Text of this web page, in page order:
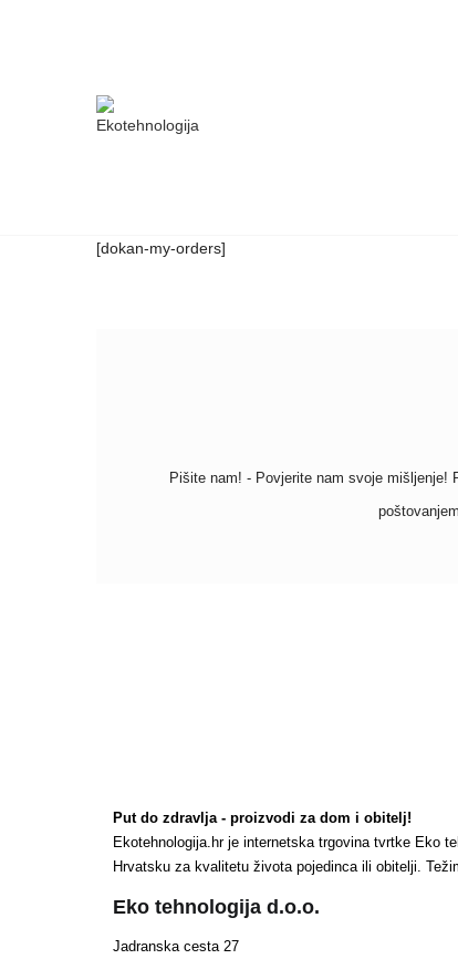
[dokan-my-orders]
Pišite nam! - Povjerite nam svoje mišljenje!
Put do zdravlja - proizvodi za dom i obitelj!
Ekotehnologija.hr je internetska trgovina tvrtke Eko
Hrvatsku za kvalitetu života pojedinca ili obitelji.
Eko tehnologija d.o.o.
Jadranska cesta 27